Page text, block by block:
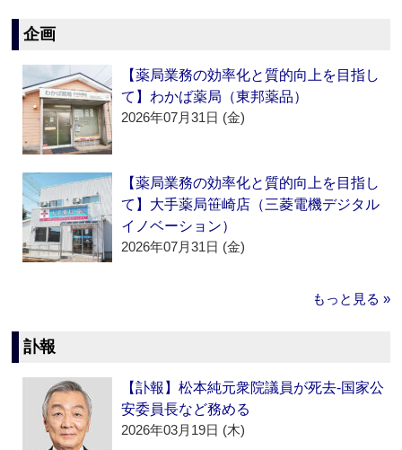
企画
【薬局業務の効率化と質的向上を目指し
て】わかば薬局（東邦薬品）
2026年07月31日 (金)
【薬局業務の効率化と質的向上を目指し
て】大手薬局笹崎店（三菱電機デジタル
イノベーション）
2026年07月31日 (金)
もっと見る »
訃報
【訃報】松本純元衆院議員が死去‐国家公
安委員長など務める
2026年03月19日 (木)